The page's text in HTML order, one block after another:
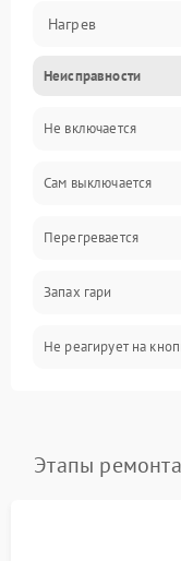
Нагрев
Неисправности
Не включается
Сам выключается
Перегревается
Запах гари
Не реагирует на
Этапы